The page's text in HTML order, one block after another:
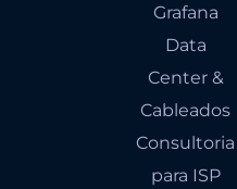
Grafana
Data
Center &
Cableados
Consultoria
para ISP